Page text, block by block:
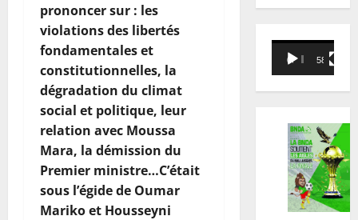
prononcer sur : les
violations des libertés
fondamentales et
constitutionnelles, la
dégradation du climat
social et politique, leur
relation avec Moussa
Mara, la démission du
Premier ministre…C’était
sous l’égide de Oumar
Mariko et Housseyni
Lecteur
vidéo
00:00 58:18